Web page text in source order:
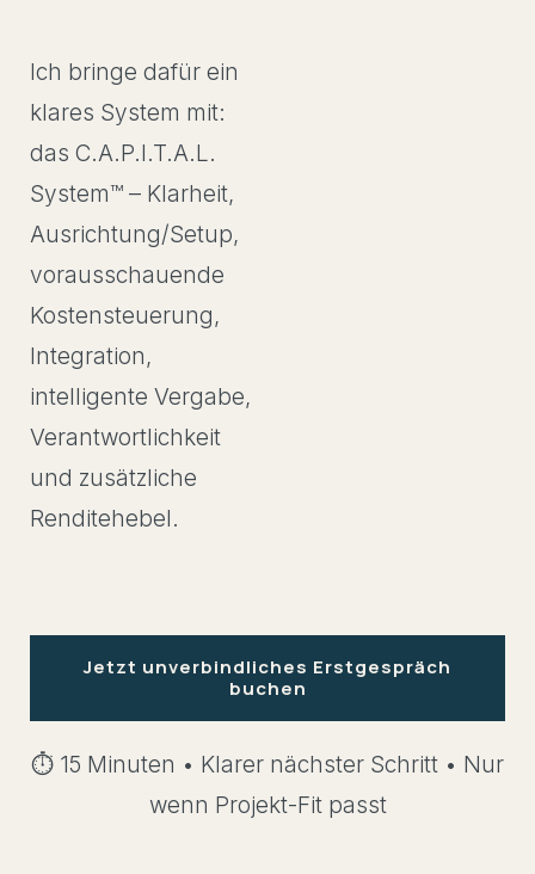
Ich bringe dafür ein
klares System mit:
das C.A.P.I.T.A.L.
System™ – Klarheit,
Ausrichtung/Setup,
vorausschauende
Kostensteuerung,
Integration,
intelligente Vergabe,
Verantwortlichkeit
und zusätzliche
Renditehebel.
Jetzt unverbindliches Erstgespräch
buchen
⏱️ 15 Minuten • Klarer nächster Schritt • Nur
wenn Projekt-Fit passt